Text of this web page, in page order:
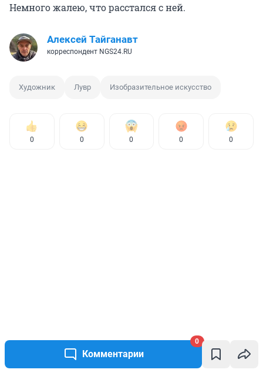
Комментарии
0
Немного жалею, что расстался с ней.
Алексей Тайганавт
корреспондент NGS24.RU
Художник Лувр Изобразительное искусство
0 0 0 0 0
КОММЕНТАРИИ